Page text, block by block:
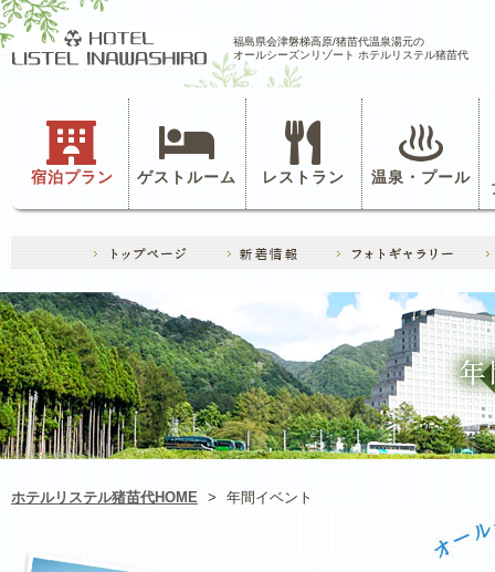
福島県会津磐梯高原/猪苗代温泉湯元の
オールシーズンリゾート ホテルリステル猪苗代
宿泊プラン ゲストルーム レストラン 温泉・プール
ホテルリステル猪苗代HOME > 年間イベント